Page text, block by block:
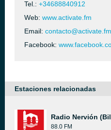
Tel.: +34688840912
Web: www.activate.fm
Email: contacto@activate.fm
Facebook:
Estaciones relacionadas
Radio Nervión
88.0 FM